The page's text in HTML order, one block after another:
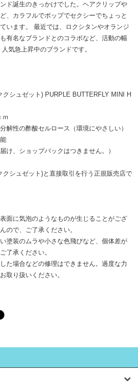
ド誕生のきっかけでした。ヘアクリップや
、カラフルでポップでセクシーでちょっと
います。 最近では、ロクシタンやオランジ
有名なブランドとのコラボなど、活動の幅
気急上昇中のブランドです。
シュゼット) PURPLE BUTTERFLY MINI H
ｍ
解性の酢酸セルロース（環境にやさしい）
け、ショップバックはつきません。）
シュゼット)と直接取引を行う正規販売店で
面に気泡のようなものが生じることがござ
ので、ご了承ください。
塗装のムラや小さな色飛びなど、個体差が
了承ください。
た場合などの修理はできません。過度な力
取り扱いください。